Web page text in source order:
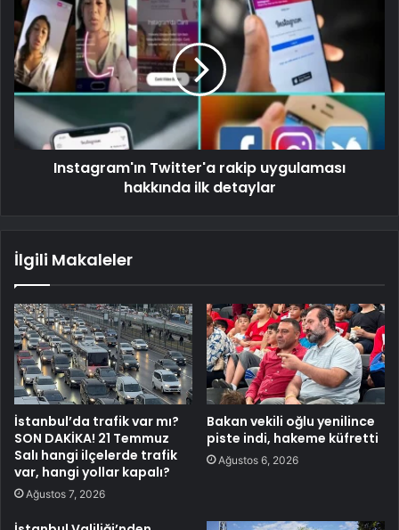
Instagram'ın Twitter'a rakip uygulaması
hakkında ilk detaylar
İlgili Makaleler
İstanbul’da trafik var mı?
SON DAKİKA! 21 Temmuz
Salı hangi ilçelerde trafik
var, hangi yollar kapalı?
Ağustos 7, 2026
Bakan vekili oğlu yenilince
piste indi, hakeme küfretti
Ağustos 6, 2026